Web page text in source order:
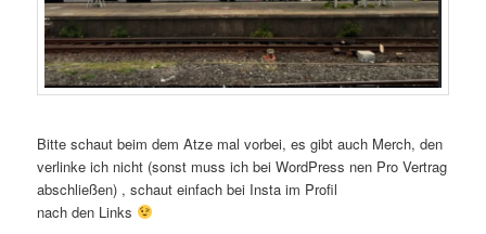
Bitte schaut beim dem Atze mal vorbei, es gibt auch Merch, den
verlinke ich nicht (sonst muss ich bei WordPress nen Pro Vertrag
abschließen) , schaut einfach bei Insta im Profil
nach den Links